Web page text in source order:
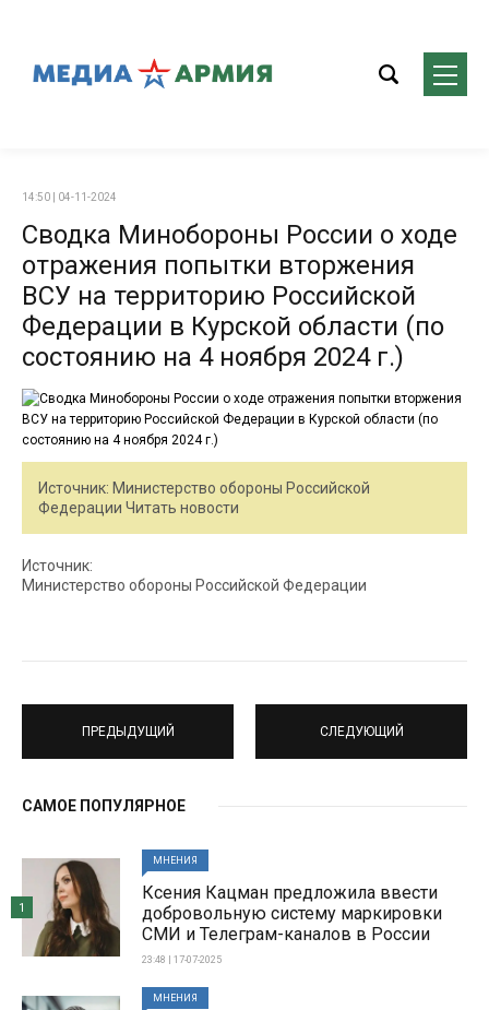
14:50 | 04-11-2024
Сводка Минобороны России о ходе
отражения попытки вторжения
ВСУ на территорию Российской
Федерации в Курской области (по
состоянию на 4 ноября 2024 г.)
Источник: Министерство обороны Российской
Федерации Читать новости
Источник:
Министерство обороны Российской Федерации
ПРЕДЫДУЩИЙ СЛЕДУЮЩИЙ
САМОЕ ПОПУЛЯРНОЕ
МНЕНИЯ
Ксения Кацман предложила ввести
добровольную систему маркировки
СМИ и Телеграм-каналов в России
23:48 | 17-07-2025
1
МНЕНИЯ